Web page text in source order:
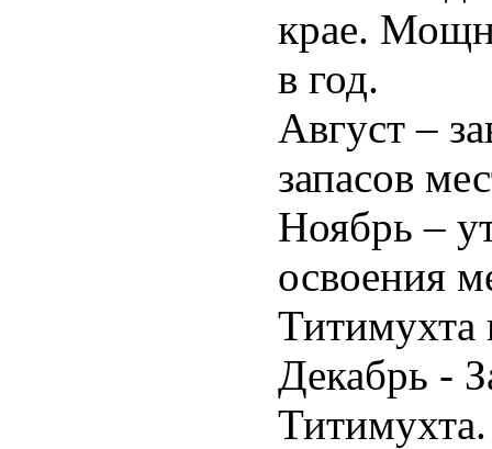
крае.
в год.
Август –
запасов
Ноябрь –
освоения
Титимухта
Декабрь -
Титимухта.